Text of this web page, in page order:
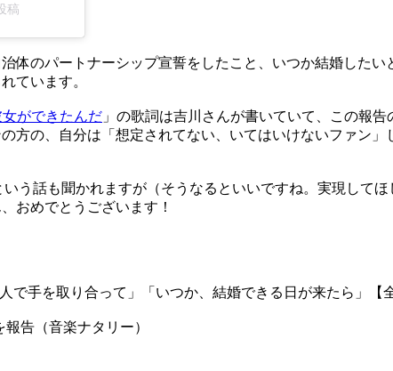
稿
のパートナーシップ宣誓をしたこと、いつか結婚した
ています。
ができたんだ 」の歌詞は吉川さんが書いていて、この報
方の、自分は「想定されてない、いてはいけないファン
う話も聞かれますが（そうなるといいですね。実現して
おめでとうございます！
で手を取り合って」「いつか、結婚できる日が来たら」【
告（音楽ナタリー）